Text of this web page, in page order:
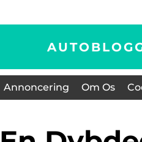
Annoncering Om Os